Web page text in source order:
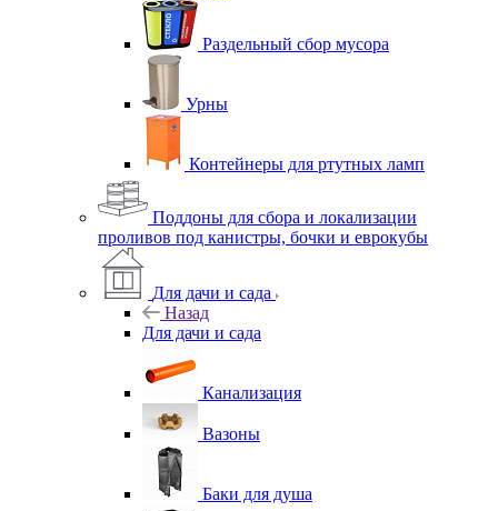
Раздельный сбор мусора
Урны
Контейнеры для ртутных ламп
Поддоны для сбора и локализации
проливов под канистры, бочки и еврокубы
Для дачи и сада
Назад
Для дачи и сада
Канализация
Вазоны
Баки для душа